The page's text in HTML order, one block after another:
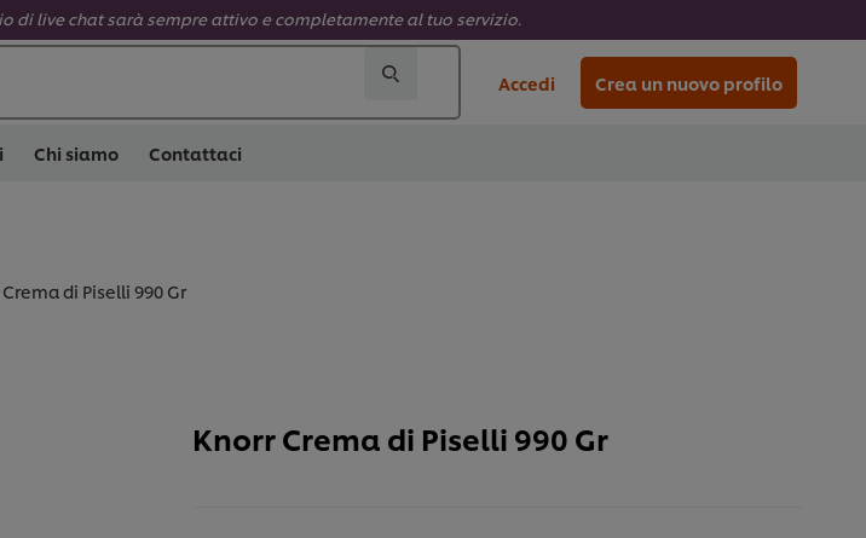
di live chat sarà sempre attivo e completamente al tuo servizio.
Accedi Crea un nuovo profilo
Chi siamo Contattaci
di Piselli 990 Gr
Knorr Crema di Piselli 990 Gr